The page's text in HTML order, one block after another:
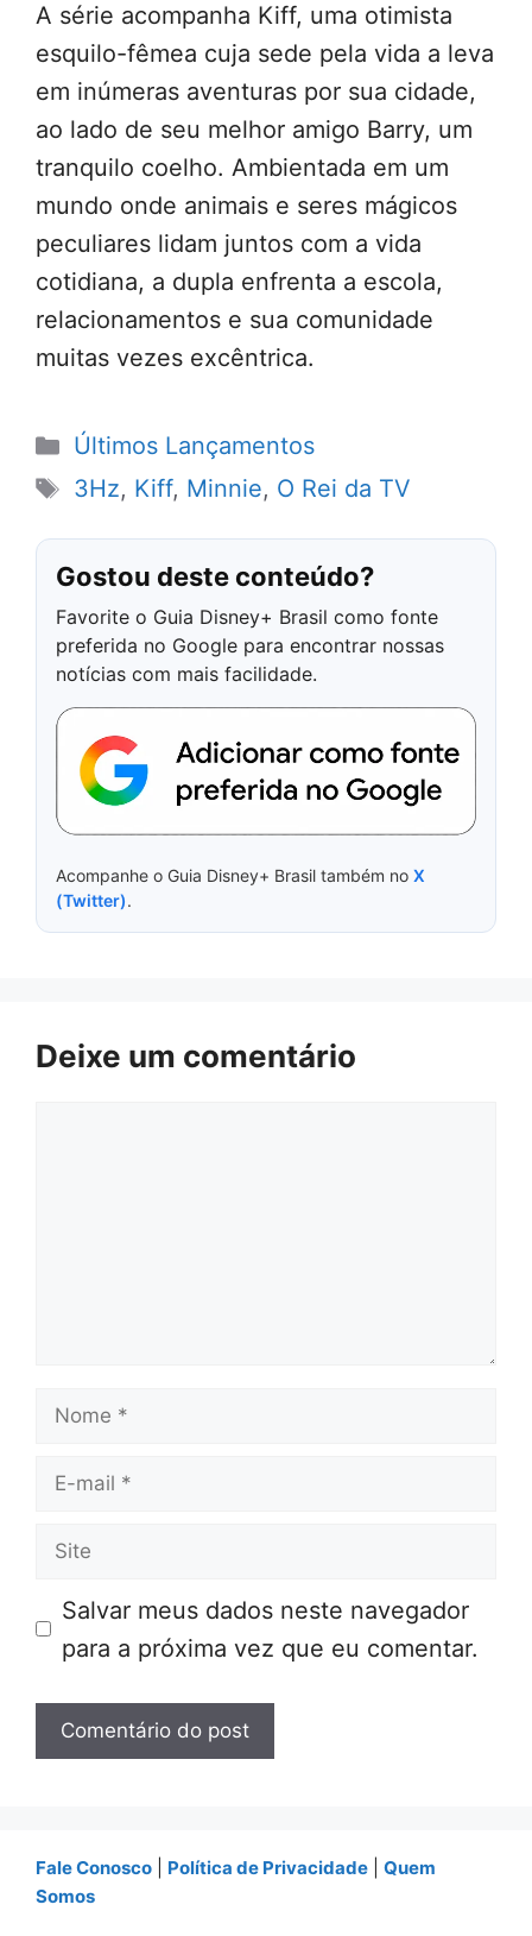
A série acompanha Kiff, uma otimista
esquilo-fêmea cuja sede pela vida a leva
em inúmeras aventuras por sua cidade,
ao lado de seu melhor amigo Barry, um
tranquilo coelho. Ambientada em um
mundo onde animais e seres mágicos
peculiares lidam juntos com a vida
cotidiana, a dupla enfrenta a escola,
relacionamentos e sua comunidade
muitas vezes excêntrica.
Categorias
Últimos Lançamentos
Tags
3Hz, Kiff, Minnie, O Rei da TV
Gostou deste conteúdo?
Favorite o Guia Disney+ Brasil como fonte
preferida no Google para encontrar nossas
notícias com mais facilidade.
Acompanhe o Guia Disney+ Brasil também no X
(Twitter).
Deixe um comentário
Nome
E-
Site
Salvar meus dados neste navegador
para a próxima vez que eu comentar.
Fale Conosco Política de Privacidade
Quem
Somos